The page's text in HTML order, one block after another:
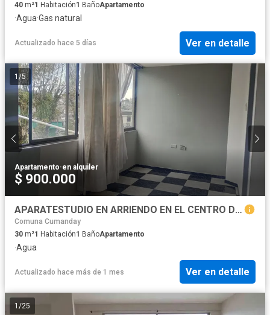
40 m²1 Habitación1 BañoApartamento
·Agua·Gas natural
Actualizado hace 5 días Ver en detalle
1 /5
Apartamento·en alquiler
$ 900.000
APARATESTUDIO EN ARRIENDO EN EL CENTRO DE MANIZALES
Comuna Cumanday
30 m²1 Habitación1 BañoApartamento
·Agua
Actualizado hace más de 1 mes Ver en detalle
1 /25